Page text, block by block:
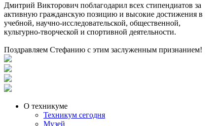
Дмитрий Викторович поблагодарил всех стипендиатов за
активную гражданскую позицию и высокие достижения в
учебной, научно-исследовательской, общественной,
культурно-творческой и спортивной деятельности.
Поздравляем Стефанию с этим заслуженным признанием!
О техникуме
Техникум сегодня
Музей